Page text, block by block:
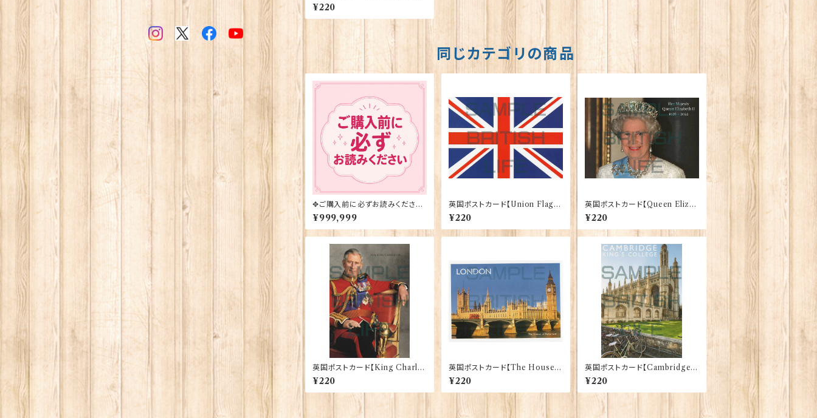
Salmon 90083-042
¥220
同じカテゴリの商品
✥ご購入前に必ずお読みください
✥
¥999,999
英国ポストカード【Union Flag】J
adges 90339-02
¥220
英国ポストカード【Queen Elizab
eth Ⅱ】Jadges 90339-03
¥220
英国ポストカード【King Charles
Ⅲ】Jadges 90339-01
¥220
英国ポストカード【The House o
f Parliament - London】Jadge
s 90339-05
¥220
英国ポストカード【Cambridge】J
adges 90339-06
¥220